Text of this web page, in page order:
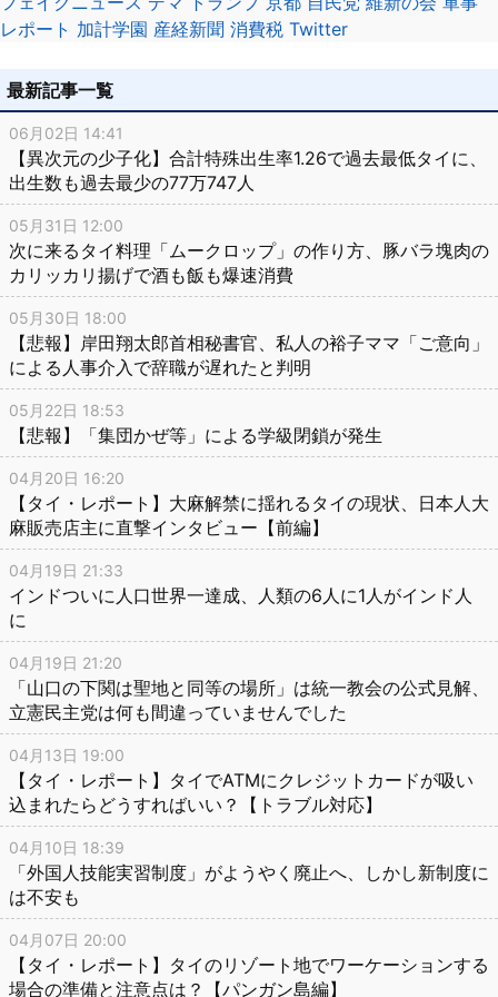
レポート 加計学園 産経新聞 消費税 Twitter
最新記事一覧
06月02日 14:41
【異次元の少子化】合計特殊出生率1.26で過去最低タイに、
出生数も過去最少の77万747人
05月31日 12:00
次に来るタイ料理「ムークロップ」の作り方、豚バラ塊肉の
カリッカリ揚げで酒も飯も爆速消費
05月30日 18:00
【悲報】岸田翔太郎首相秘書官、私人の裕子ママ「ご意向」
による人事介入で辞職が遅れたと判明
05月22日 18:53
【悲報】「集団かぜ等」による学級閉鎖が発生
04月20日 16:20
【タイ・レポート】大麻解禁に揺れるタイの現状、日本人大
麻販売店主に直撃インタビュー【前編】
04月19日 21:33
インドついに人口世界一達成、人類の6人に1人がインド人
に
04月19日 21:20
「山口の下関は聖地と同等の場所」は統一教会の公式見解、
立憲民主党は何も間違っていませんでした
04月13日 19:00
【タイ・レポート】タイでATMにクレジットカードが吸い
込まれたらどうすればいい？【トラブル対応】
04月10日 18:39
「外国人技能実習制度」がようやく廃止へ、しかし新制度に
は不安も
04月07日 20:00
【タイ・レポート】タイのリゾート地でワーケーションする
場合の準備と注意点は？【パンガン島編】